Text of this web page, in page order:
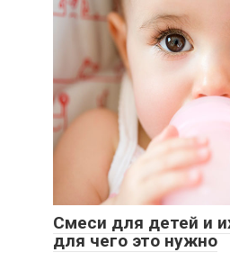
Смеси для детей и
для чего это нужно